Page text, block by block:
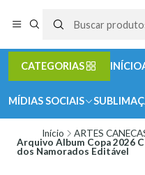
CATEGORIAS INÍCIO
MÍDIAS SOCIAIS
Início ARTES
Arquivo Album Copa 2026
dos Namorados Editável